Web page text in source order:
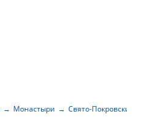
Монастыри Свято-Покровский